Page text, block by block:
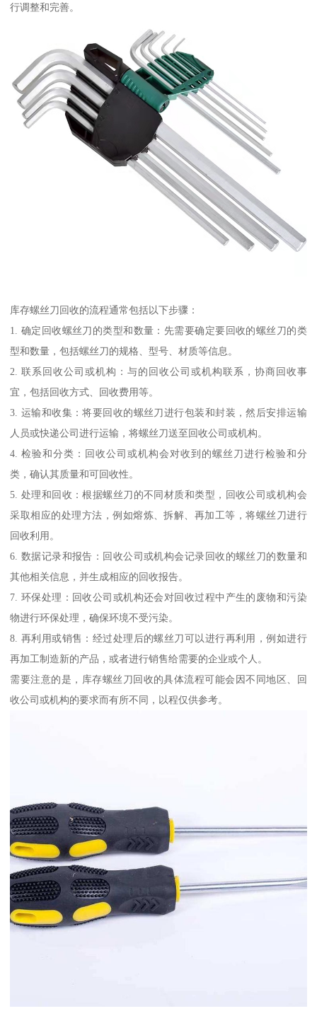
行调整和完善。
库存螺丝刀回收的流程通常包括以下步骤：
1. 确定回收螺丝刀的类型和数量：先需要确定要回收的螺丝刀的类
型和数量，包括螺丝刀的规格、型号、材质等信息。
2. 联系回收公司或机构：与的回收公司或机构联系，协商回收事
宜，包括回收方式、回收费用等。
3. 运输和收集：将要回收的螺丝刀进行包装和封装，然后安排运输
人员或快递公司进行运输，将螺丝刀送至回收公司或机构。
4. 检验和分类：回收公司或机构会对收到的螺丝刀进行检验和分
类，确认其质量和可回收性。
5. 处理和回收：根据螺丝刀的不同材质和类型，回收公司或机构会
采取相应的处理方法，例如熔炼、拆解、再加工等，将螺丝刀进行
回收利用。
6. 数据记录和报告：回收公司或机构会记录回收的螺丝刀的数量和
其他相关信息，并生成相应的回收报告。
7. 环保处理：回收公司或机构还会对回收过程中产生的废物和污染
物进行环保处理，确保环境不受污染。
8. 再利用或销售：经过处理后的螺丝刀可以进行再利用，例如进行
再加工制造新的产品，或者进行销售给需要的企业或个人。
需要注意的是，库存螺丝刀回收的具体流程可能会因不同地区、回
收公司或机构的要求而有所不同，以程仅供参考。